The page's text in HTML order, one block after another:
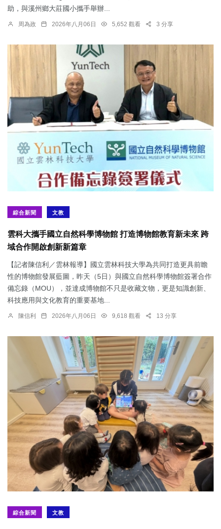
助，與溪州鄉大莊國小攜手舉辦...
周為政 2026年八月06日 5,652 觀看 3 分享
綜合新聞 文教
雲科大攜手國立自然科學博物館 打造博物館教育新未來 跨
域合作開啟創新新篇章
【記者陳信利／雲林報導】國立雲林科技大學為共同打造更具前瞻
性的博物館發展藍圖，昨天（5日）與國立自然科學博物館簽署合作
備忘錄（MOU），並達成博物館不只是收藏文物，更是知識創新、
科技應用與文化教育的重要基地...
陳信利 2026年八月06日 9,618 觀看 13 分享
綜合新聞 文教